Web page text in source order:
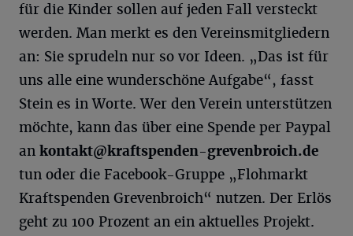
für die Kinder sollen auf jeden Fall versteckt
werden. Man merkt es den Vereinsmitgliedern
an: Sie sprudeln nur so vor Ideen. „Das ist für
uns alle eine wunderschöne Aufgabe“, fasst
Stein es in Worte. Wer den Verein unterstützen
möchte, kann das über eine Spende per Paypal
an kontakt@kraftspenden-grevenbroich.de
tun oder die Facebook-Gruppe „Flohmarkt
Kraftspenden Grevenbroich“ nutzen. Der Erlös
geht zu 100 Prozent an ein aktuelles Projekt.